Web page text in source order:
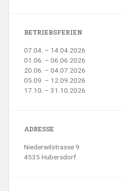
BETRIEBSFERIEN
07.04. – 14.04.2026
01.06. – 06.06.2026
20.06. – 04.07.2026
05.09. – 12.09.2026
17.10. – 31.10.2026
ADRESSE
Niederwilstrasse 9
4535 Hubersdorf